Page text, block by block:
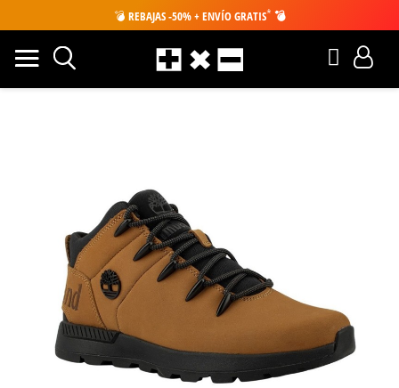
💣 REBAJAS -50% + ENVÍO GRATIS* 💣